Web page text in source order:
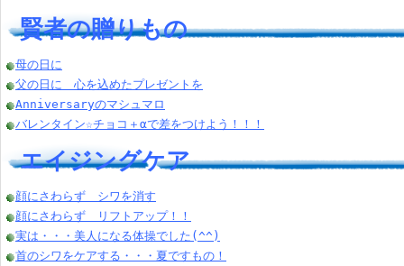
賢者の贈りもの
母の日に
父の日に 心を込めたプレゼントを
Anniversaryのマシュマロ
バレンタイン☆チョコ＋αで差をつけよう！！！
エイジングケア
顔にさわらず シワを消す
顔にさわらず リフトアップ！！
実は・・・美人になる体操でした(^^)
首のシワをケアする・・・夏ですもの！